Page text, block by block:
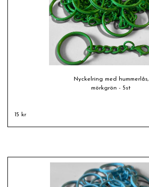
Nyckelring med hummerlås,
mörkgrön - 5st
15 kr